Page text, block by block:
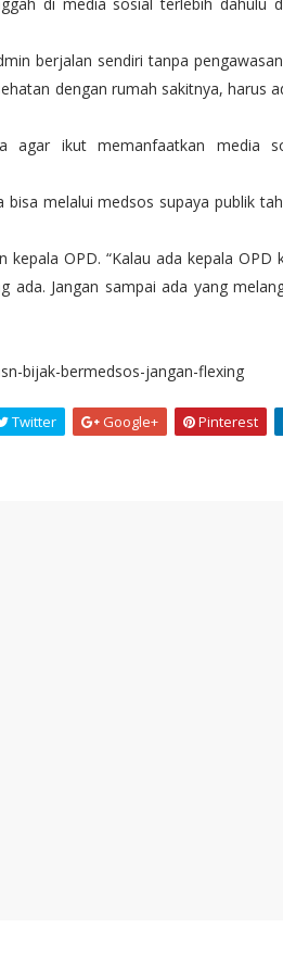
berjalan sendiri tanpa
dengan rumah sakitnya, harus
ikut memanfaatkan media
bisa melalui medsos supaya publik
OPD. “Kalau ada kepala OPD
Jangan sampai ada yang
bijak-bermedsos-jangan-flexing
Twitter Google+ Pinterest